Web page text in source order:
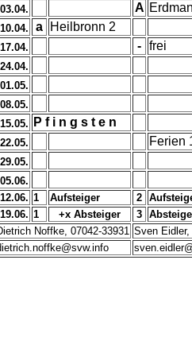
03.04. A
10.04. a Heilbronn 2
17.04. - frei
24.04.
01.05.
08.05.
15.05. P f i n g s t e n
22.05. Ferien
29.05.
05.06.
12.06. 1 Aufsteiger 2
19.06. 1 +x Absteiger 3
Noffke, 07042-33931 Sven Eidler,